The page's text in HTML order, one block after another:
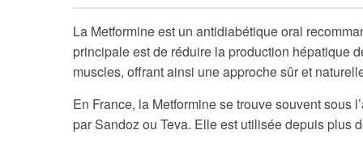
La Metformine est un antidiabétique oral
principale est de réduire la production hépatique
muscles, offrant ainsi une approche sûr et
En France, la Metformine se trouve souvent sous
par Sandoz ou Teva. Elle est utilisée depuis plus